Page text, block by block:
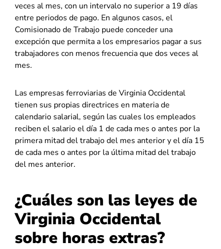
veces al mes, con un intervalo no superior a 19 días
entre periodos de pago. En algunos casos, el
Comisionado de Trabajo puede conceder una
excepción que permita a los empresarios pagar a sus
trabajadores con menos frecuencia que dos veces al
mes.
Las empresas ferroviarias de Virginia Occidental
tienen sus propias directrices en materia de
calendario salarial, según las cuales los empleados
reciben el salario el día 1 de cada mes o antes por la
primera mitad del trabajo del mes anterior y el día 15
de cada mes o antes por la última mitad del trabajo
del mes anterior.
¿Cuáles son las leyes de
Virginia Occidental
sobre horas extras?